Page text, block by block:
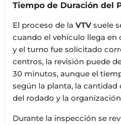
Tiempo de Duración del
El proceso de la VTVsuele
cuando el vehículo llega en
y el turno fue solicitado
centros, la revisión puede
30 minutos, aunque el
según la planta, la cantidad
del rodado y la
Durante la inspección se